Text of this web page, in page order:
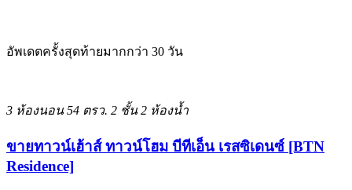
อัพเดตครั้งสุดท้ายมากกว่า 30 วัน
3 ห้องนอน 54 ตรว. 2 ชั้น 2 ห้องน้ำ
ขายทาวน์เฮ้าส์ ทาวน์โฮม บีทีเอ็น เรสซิเดนซ์ [BTN
Residence]